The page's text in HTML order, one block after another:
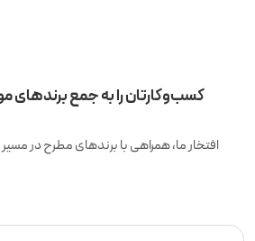
کسب‌وکارتان را به جمع برندهای
افتخار ما، همراهی با برندهای مطرح در